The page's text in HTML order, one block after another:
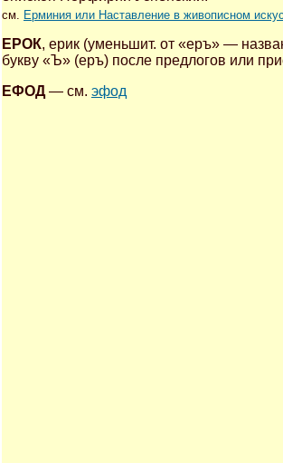
см. Ерминия или Наставление в живописном
ЕРОК, ерик (уменьшит. от «еръ» —
букву «Ъ» (еръ) после предлогов или
ЕФОД— см. эфод